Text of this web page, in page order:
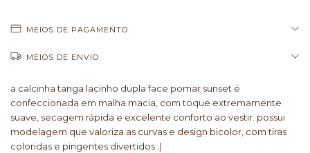
MEIOS DE PAGAMENTO
MEIOS DE ENVIO
a calcinha tanga lacinho dupla face pomar sunset é
confeccionada em malha macia, com toque extremamente
suave, secagem rápida e excelente conforto ao vestir. possui
modelagem que valoriza as curvas e design bicolor, com tiras
coloridas e pingentes divertidos ;)